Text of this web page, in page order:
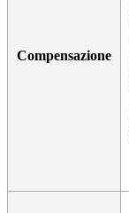
Compensazione